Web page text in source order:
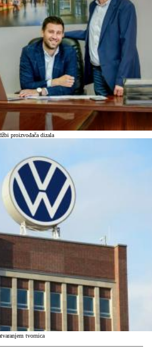
proizvođača dizala
tvornica